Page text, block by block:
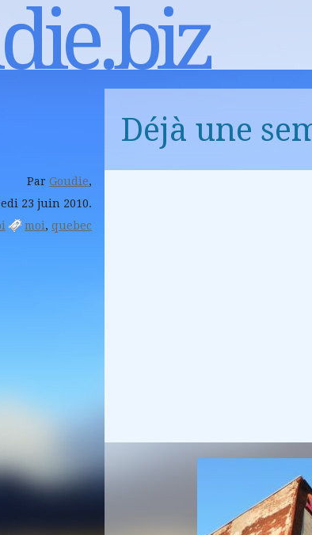
Déjà une
ParGoudie,
23 juin 2010.
moi quebec